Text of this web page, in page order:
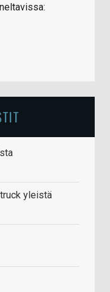
yleistä